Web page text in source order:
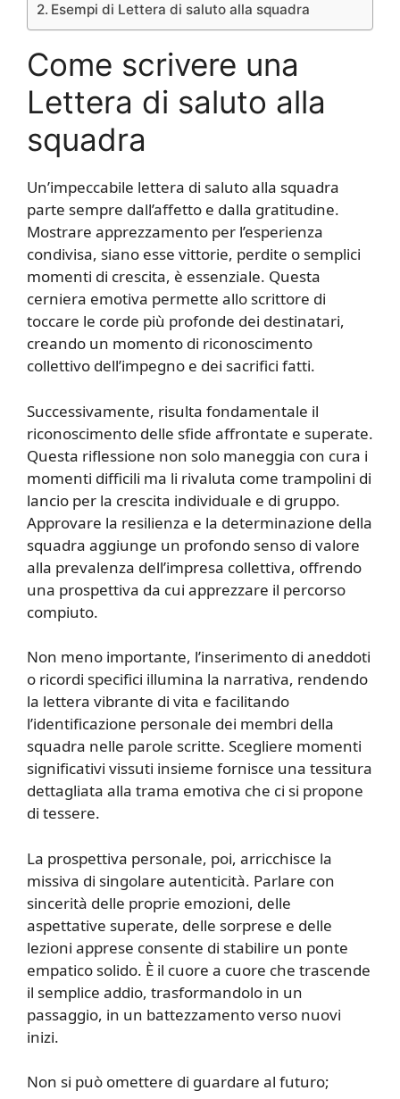
Esempi di Lettera di saluto alla squadra
Come scrivere una
Lettera di saluto alla
squadra
Un’impeccabile lettera di saluto alla squadra
parte sempre dall’affetto e dalla gratitudine.
Mostrare apprezzamento per l’esperienza
condivisa, siano esse vittorie, perdite o semplici
momenti di crescita, è essenziale. Questa
cerniera emotiva permette allo scrittore di
toccare le corde più profonde dei destinatari,
creando un momento di riconoscimento
collettivo dell’impegno e dei sacrifici fatti.
Successivamente, risulta fondamentale il
riconoscimento delle sfide affrontate e superate.
Questa riflessione non solo maneggia con cura i
momenti difficili ma li rivaluta come trampolini di
lancio per la crescita individuale e di gruppo.
Approvare la resilienza e la determinazione della
squadra aggiunge un profondo senso di valore
alla prevalenza dell’impresa collettiva, offrendo
una prospettiva da cui apprezzare il percorso
compiuto.
Non meno importante, l’inserimento di aneddoti
o ricordi specifici illumina la narrativa, rendendo
la lettera vibrante di vita e facilitando
l’identificazione personale dei membri della
squadra nelle parole scritte. Scegliere momenti
significativi vissuti insieme fornisce una tessitura
dettagliata alla trama emotiva che ci si propone
di tessere.
La prospettiva personale, poi, arricchisce la
missiva di singolare autenticità. Parlare con
sincerità delle proprie emozioni, delle
aspettative superate, delle sorprese e delle
lezioni apprese consente di stabilire un ponte
empatico solido. È il cuore a cuore che trascende
il semplice addio, trasformandolo in un
passaggio, in un battezzamento verso nuovi
inizi.
Non si può omettere di guardare al futuro;